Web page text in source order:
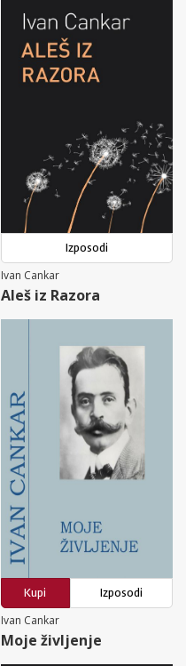
Izposodi
Ivan Cankar
Aleš iz Razora
Kupi
Izposodi
Ivan Cankar
Moje življenje